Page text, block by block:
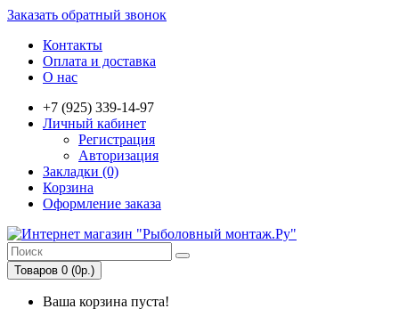
Заказать обратный звонок
Контакты
Оплата и доставка
О нас
+7 (925) 339-14-97
Личный кабинет
Регистрация
Авторизация
Закладки (0)
Корзина
Оформление заказа
Товаров 0 (0р.)
Ваша корзина пуста!